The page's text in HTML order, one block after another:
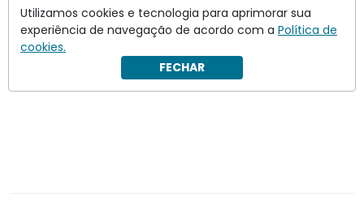
Utilizamos cookies e tecnologia para aprimorar sua
experiência de navegação de acordo com a Política de
cookies.
FECHAR